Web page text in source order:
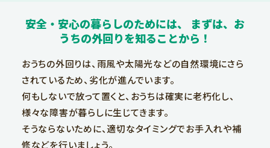
安全・安心の暮らしのためには、
まずは、お
うちの外回りを知ることから！
おうちの外回りは、雨風や太陽光などの自然環境にさら
されているため、劣化が進んでいます。
何もしないで放って置くと、おうちは確実に老朽化し、
様々な障害が暮らしに生じてきます。
そうならないために、適切なタイミングでお手入れや補
修などを行いましょう。